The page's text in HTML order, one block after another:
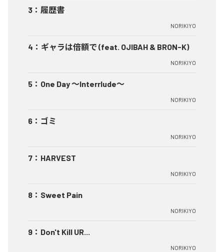
3 ： 履歴書
NORIKIYO
4 ： ギャラは倍額で (feat. OJIBAH & BRON-K)
NORIKIYO
5 ： One Day ～Interrlude～
NORIKIYO
6 ： ゴミ
NORIKIYO
7 ： HARVEST
NORIKIYO
8 ： Sweet Pain
NORIKIYO
9 ： Don't Kill UR...
NORIKIYO